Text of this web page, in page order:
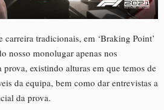
tradicionais, em ‘Braking Point’
nosso monolugar apenas nos
existindo alturas em que temos de
da equipa, bem como dar entrevistas a
da prova.